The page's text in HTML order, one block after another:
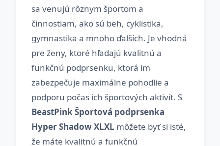
sa venujú rôznym športom a
činnostiam, ako sú beh, cyklistika,
gymnastika a mnoho ďalších. Je vhodná
pre ženy, ktoré hľadajú kvalitnú a
funkčnú podprsenku, ktorá im
zabezpečuje maximálne pohodlie a
podporu počas ich športových aktivít. S
BeastPink Športová podprsenka
Hyper Shadow XLXL môžete byť si isté,
že máte kvalitnú a funkčnú